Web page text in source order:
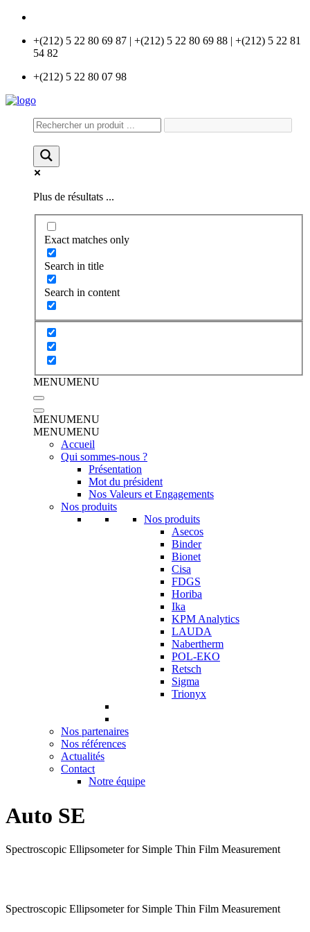
+(212) 5 22 80 69 87 | +(212) 5 22 80 69 88 | +(212) 5 22 81
54 82
+(212) 5 22 80 07 98
Plus de résultats ...
Exact matches only
Search in title
Search in content
MENUMENU
MENUMENU
MENUMENU
Accueil
Qui sommes-nous ?
Présentation
Mot du président
Nos Valeurs et Engagements
Nos produits
Nos produits
Asecos
Binder
Bionet
Cisa
FDGS
Horiba
Ika
KPM Analytics
LAUDA
Nabertherm
POL-EKO
Retsch
Sigma
Trionyx
Nos partenaires
Nos références
Actualités
Contact
Notre équipe
Auto SE
Spectroscopic Ellipsometer for Simple Thin Film Measurement
Spectroscopic Ellipsometer for Simple Thin Film Measurement